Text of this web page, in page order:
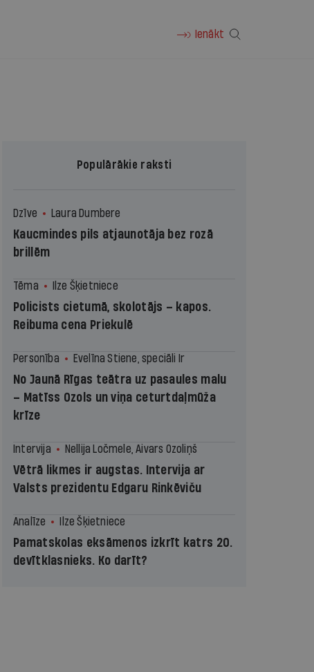
Ienākt
Populārākie raksti
Dzīve Laura Dumbere
Kaucmindes pils atjaunotāja bez rozā
brillēm
Tēma Ilze Šķietniece
Policists cietumā, skolotājs – kapos.
Reibuma cena Priekulē
Personība Evelīna Stiene, speciāli Ir
No Jaunā Rīgas teātra uz pasaules malu
– Matīss Ozols un viņa ceturtdaļmūža
krīze
Intervija Nellija Ločmele, Aivars Ozoliņš
Vētrā likmes ir augstas. Intervija ar
Valsts prezidentu Edgaru Rinkēviču
Analīze Ilze Šķietniece
Pamatskolas eksāmenos izkrīt katrs 20.
devītklasnieks. Ko darīt?